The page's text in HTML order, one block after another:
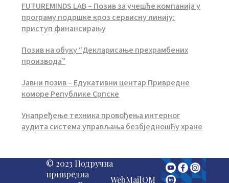
FUTUREMINDS LAB – Позив за учешће компанија у
програму подршке кроз сервисну линију:
приступ финансирању
Позив на обуку “Декларисање прехрамбених
производа”
Јавни позив – Едукативни центар Привредне
коморе Републике Српске
Унапређење техника провођења интерног
аудита система управљања безбједношћу хране
© 2023 Подручна
привредна
WebMailQM